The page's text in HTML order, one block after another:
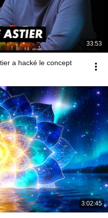
33:53
a hacké le concept
3:02:45